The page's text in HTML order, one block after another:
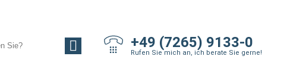
+49 (7265) 9133-0
Rufen Sie mich an, ich berate Sie gerne!